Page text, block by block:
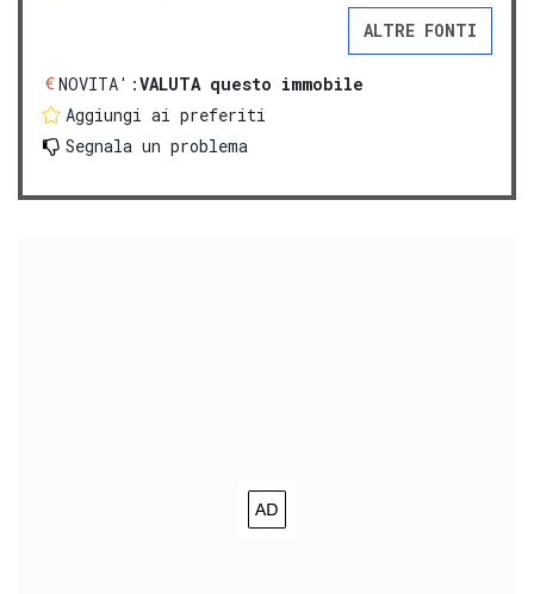
ALTRE FONTI
NOVITA':VALUTA questo immobile
Aggiungi ai preferiti
Segnala un problema